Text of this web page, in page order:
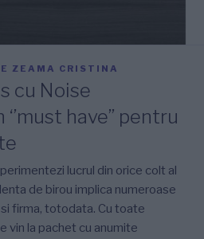
ZEAMA CRISTINA
cu Noise
have’’ pentru
lucrul din orice colt al
de birou implica numeroase
firma, totodata. Cu toate
vin la pachet cu anumite